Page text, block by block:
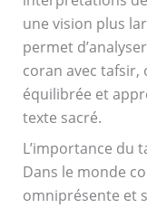
une vision plus
permet
coran avec
équilibrée et
texte sacré.
L’importance du
Dans le monde
omniprésente et